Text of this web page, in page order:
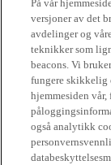
På vår
versjoner av det
avdelinger og
teknikker som
beacons. Vi
fungere skikkelig
hjemmesiden vår,
også analytikk